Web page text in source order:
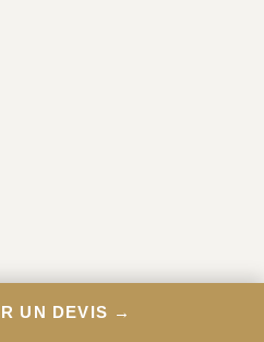
UN DEVIS →